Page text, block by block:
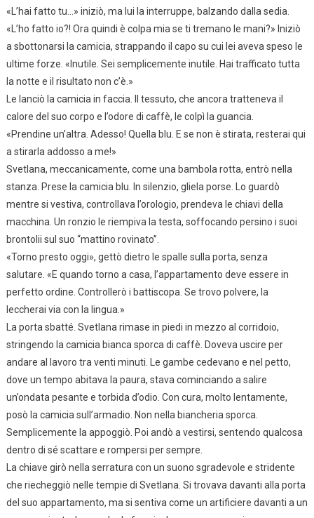
«L’hai fatto tu…» iniziò, ma lui la interruppe, balzando dalla sedia.
«L’ho fatto io?! Ora quindi è colpa mia se ti tremano le mani?» Iniziò
a sbottonarsi la camicia, strappando il capo su cui lei aveva speso le
ultime forze. «Inutile. Sei semplicemente inutile. Hai trafficato tutta
la notte e il risultato non c’è.»
Le lanciò la camicia in faccia. Il tessuto, che ancora tratteneva il
calore del suo corpo e l’odore di caffè, le colpì la guancia.
«Prendine un’altra. Adesso! Quella blu. E se non è stirata, resterai qui
a stirarla addosso a me!»
Svetlana, meccanicamente, come una bambola rotta, entrò nella
stanza. Prese la camicia blu. In silenzio, gliela porse. Lo guardò
mentre si vestiva, controllava l’orologio, prendeva le chiavi della
macchina. Un ronzio le riempiva la testa, soffocando persino i suoi
brontolii sul suo “mattino rovinato”.
«Torno presto oggi», gettò dietro le spalle sulla porta, senza
salutare. «E quando torno a casa, l’appartamento deve essere in
perfetto ordine. Controllerò i battiscopa. Se trovo polvere, la
leccherai via con la lingua.»
La porta sbatté. Svetlana rimase in piedi in mezzo al corridoio,
stringendo la camicia bianca sporca di caffè. Doveva uscire per
andare al lavoro tra venti minuti. Le gambe cedevano e nel petto,
dove un tempo abitava la paura, stava cominciando a salire
un’ondata pesante e torbida d’odio. Con cura, molto lentamente,
posò la camicia sull’armadio. Non nella biancheria sporca.
Semplicemente la appoggiò. Poi andò a vestirsi, sentendo qualcosa
dentro di sé scattare e rompersi per sempre.
La chiave girò nella serratura con un suono sgradevole e stridente
che riecheggiò nelle tempie di Svetlana. Si trovava davanti alla porta
del suo appartamento, ma si sentiva come un artificiere davanti a un